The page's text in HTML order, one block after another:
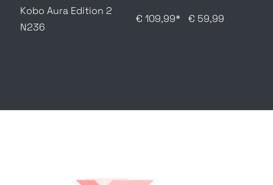
Kobo Aura Edition 2
N236
€ 109,99* € 59,99